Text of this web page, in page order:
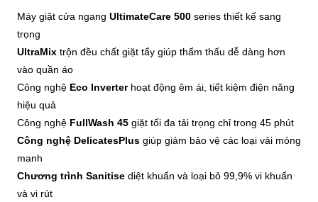
‹
‹
Máy giặt cửa ngang UltimateCare 500 series thiết kế sang
trọng
UltraMix trộn đều chất giặt tẩy giúp thẩm thấu dễ dàng hơn
vào quần áo
Công nghệ Eco Inverter hoạt động êm ái, tiết kiệm điện năng
hiệu quả
Công nghệ FullWash 45 giặt tối đa tải trọng chỉ trong 45 phút
Công nghệ DelicatesPlus giúp giảm bảo vệ các loại vải mỏng
manh
Chương trình Sanitise diệt khuẩn và loại bỏ 99,9% vi khuẩn
và vi rút